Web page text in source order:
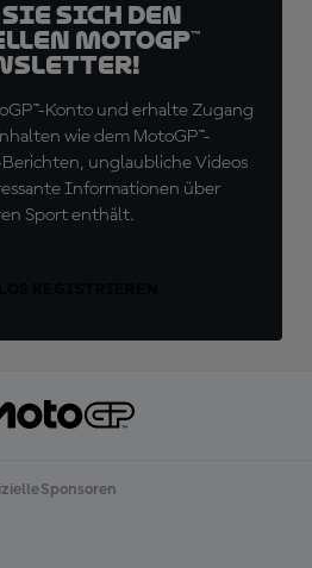
sich den
MotoGP™
Konto und erhalte Zugang
wie dem MotoGP™-
unglaubliche Videos
Informationen über
Sport enthält.
Sponsoren